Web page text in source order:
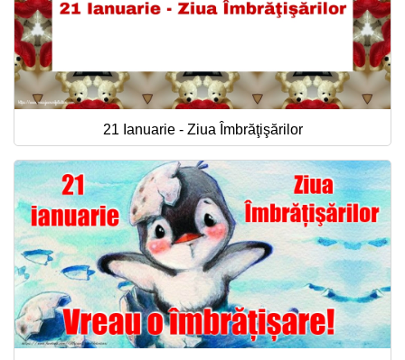
21 Ianuarie - Ziua Îmbrăţişărilor